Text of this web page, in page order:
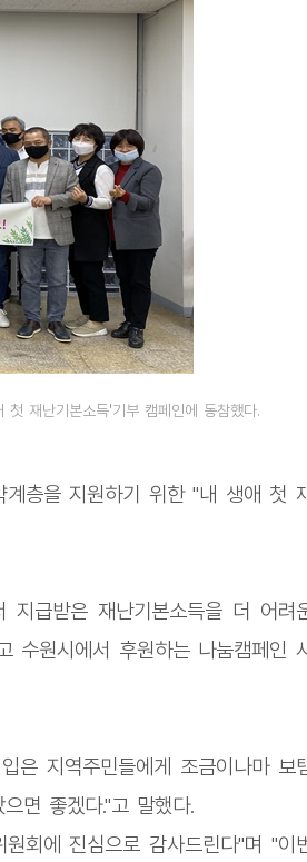
재난기본소득'기부 캠페인에 동참했다.
층을 지원하기 위한 "내 생애 첫
지급받은 재난기본소득을 더 어려
수원시에서 후원하는 나눔캠페인
은 지역주민들에게 조금이나마 보
면 좋겠다."고 말했다.
회에 진심으로 감사드린다"며 "이